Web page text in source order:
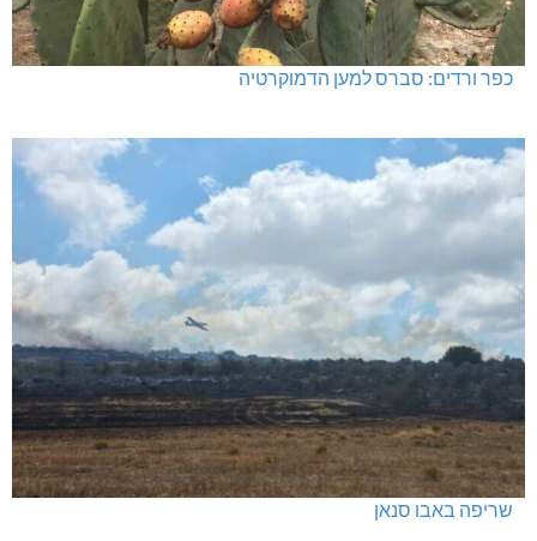
כפר ורדים: סברס למען הדמוקרטיה
שריפה באבו סנאן